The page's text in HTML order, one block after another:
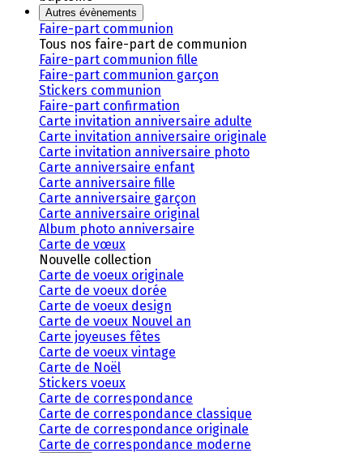
Autres évènements
Faire-part communion
Tous nos faire-part de communion
Faire-part communion fille
Faire-part communion garçon
Stickers communion
Faire-part confirmation
Carte invitation anniversaire adulte
Carte invitation anniversaire originale
Carte invitation anniversaire photo
Carte anniversaire enfant
Carte anniversaire fille
Carte anniversaire garçon
Carte anniversaire original
Album photo anniversaire
Carte de vœux
Nouvelle collection
Carte de voeux originale
Carte de voeux dorée
Carte de voeux design
Carte de voeux Nouvel an
Carte joyeuses fêtes
Carte de voeux vintage
Carte de Noël
Stickers voeux
Carte de correspondance
Carte de correspondance classique
Carte de correspondance originale
Carte de correspondance moderne